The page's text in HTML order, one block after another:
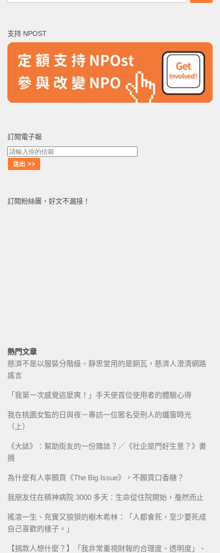
字:
支持 NPOST
訂閱電子報
訂閱粉絲團，好文不漏接！
熱門文章
慈濟不是以服裝分階級、靜思堂用的是銅瓦，慈濟人澄清網路
謠言
「我第一次感覺這麼爽！」手天使首位使用者的體驗心得
我在桃園女監的日與夜－專訪一位匿名受刑人的鐵窗時光
（上）
《大誌》：幫助街友的一份雜誌？／《社企是門好生意？》書
摘
為什麼有人寧願買《The Big Issue》，不願買口香糖？
我朋友住在精神病院 3000 多天：生命從住院開始，戞然而止
搖滾一生、充實又狼狽的樹木希林：「人都會死，至少要死成
自己喜歡的樣子。」
【捐款人想什麼？】「我非常重視財報的合理度、透明度」、